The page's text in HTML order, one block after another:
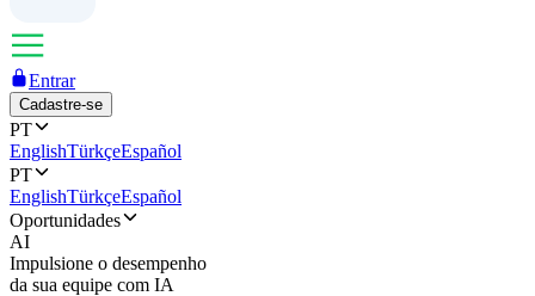
Entrar
Cadastre-se
PT
EnglishTürkçeEspañol
PT
EnglishTürkçeEspañol
Oportunidades
AI
Impulsione o desempenho
da sua equipe com IA